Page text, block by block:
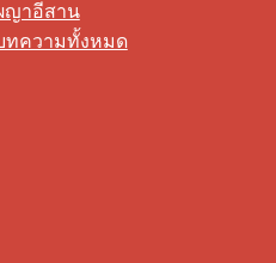
ญาอีสาน
ทความทั้งหมด